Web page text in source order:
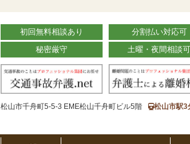
初回無料相談あり
分割払い対応可
秘密厳守
土曜・夜間相談可
松山市千舟町5-5-3 EME松山千舟町ビル5階 松山市駅3